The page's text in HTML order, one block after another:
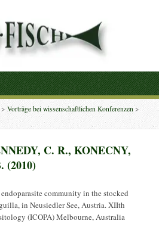
>Vorträge bei wissenschaftlichen Konferenzen>
C. R., KONECNY,
(2010)
community in the stocked
in Neusiedler See, Austria. XIIth
(ICOPA) Melbourne, Australia